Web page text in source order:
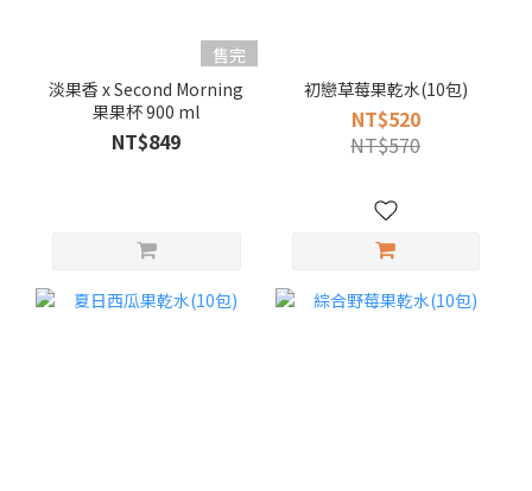
售完
淡果香 x Second Morning
果果杯 900 ml
NT$849
初戀草莓果乾水(10包)
NT$520
NT$570